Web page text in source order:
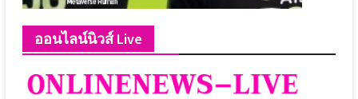
ออนไลน์นิวส์ Live